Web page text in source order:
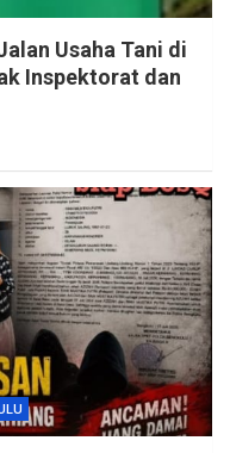
Usaha Tani di
Inspektorat dan